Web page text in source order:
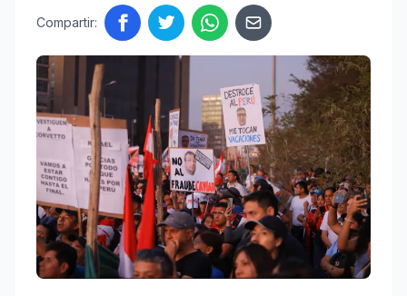
Compartir: